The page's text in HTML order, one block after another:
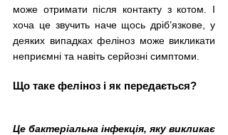
може отримати після контакту з котом. І
хоча це звучить наче щось дріб’язкове, у
деяких випадках феліноз може викликати
неприємні та навіть серйозні симптоми.
Що таке феліноз і як передається?
Це бактеріальна інфекція, яку викликає